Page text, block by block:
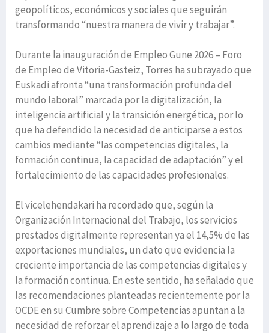
geopolíticos, económicos y sociales que seguirán
transformando “nuestra manera de vivir y trabajar”.
Durante la inauguración de Empleo Gune 2026 – Foro
de Empleo de Vitoria-Gasteiz, Torres ha subrayado que
Euskadi afronta “una transformación profunda del
mundo laboral” marcada por la digitalización, la
inteligencia artificial y la transición energética, por lo
que ha defendido la necesidad de anticiparse a estos
cambios mediante “las competencias digitales, la
formación continua, la capacidad de adaptación” y el
fortalecimiento de las capacidades profesionales.
El vicelehendakari ha recordado que, según la
Organización Internacional del Trabajo, los servicios
prestados digitalmente representan ya el 14,5% de las
exportaciones mundiales, un dato que evidencia la
creciente importancia de las competencias digitales y
la formación continua. En este sentido, ha señalado que
las recomendaciones planteadas recientemente por la
OCDE en su Cumbre sobre Competencias apuntan a la
necesidad de reforzar el aprendizaje a lo largo de toda